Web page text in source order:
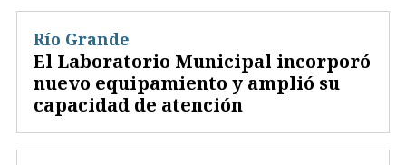
El Laboratorio Municipal incorporó
nuevo equipamiento y amplió su
capacidad de atención
Río Grande